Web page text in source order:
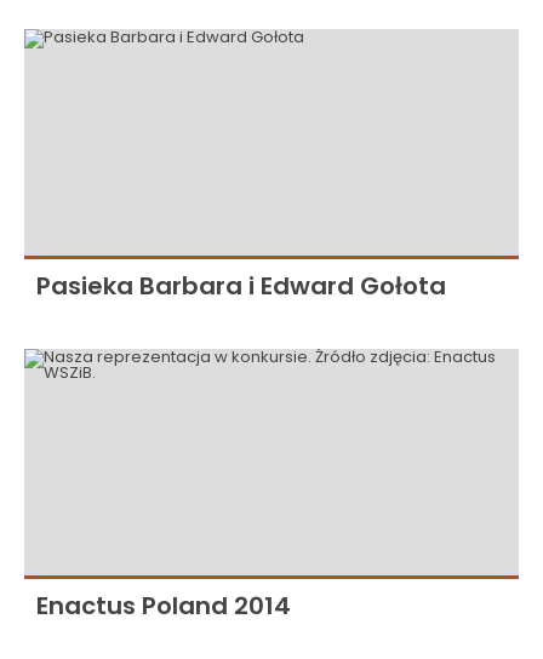
Pasieka Barbara i Edward Gołota
Enactus Poland 2014